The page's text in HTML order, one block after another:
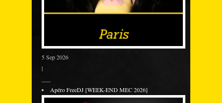
5 Sep 2026
|
Apéro FreeDJ [WEEK-END MEC 2026]